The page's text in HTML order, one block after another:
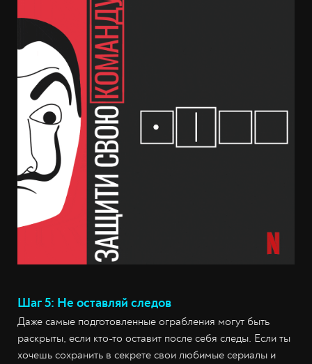
Шаг 5: Не оставляй следов
Даже самые подготовленные ограбления могут быть
раскрыты, если кто-то оставит после себя следы. Если ты
хочешь сохранить в секрете свои любимые сериалы и